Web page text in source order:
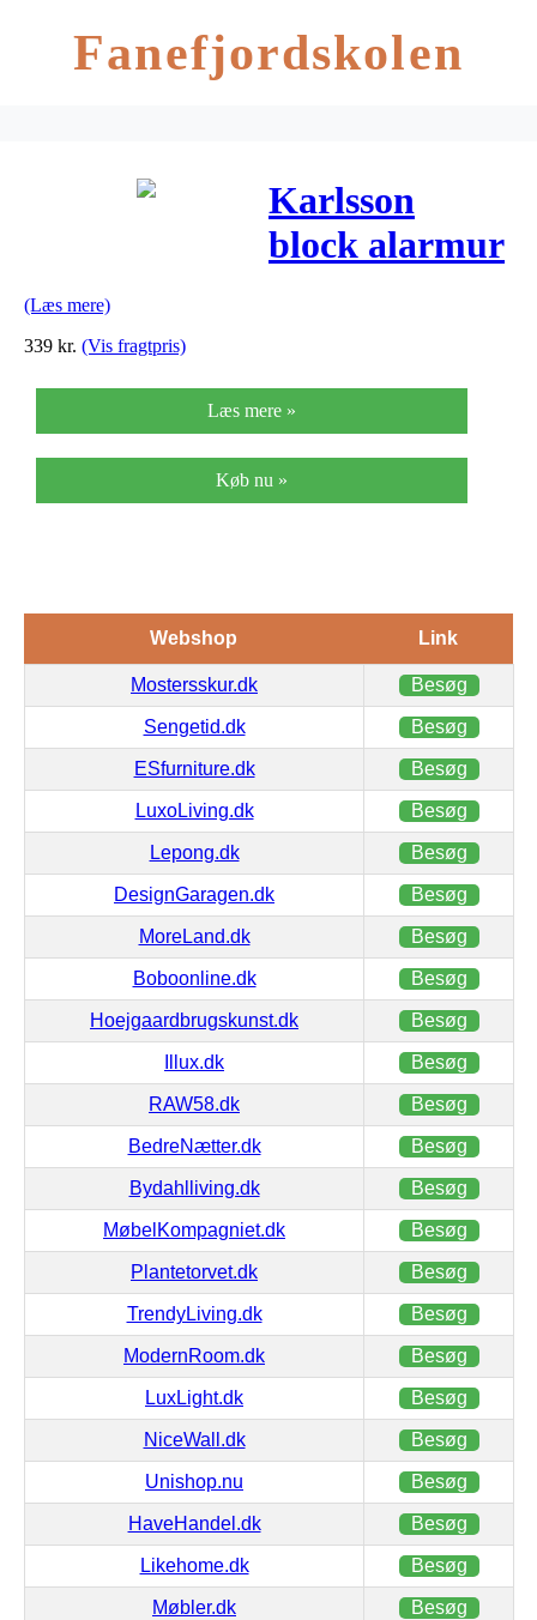
Fanefjordskolen
Karlsson
block alarmur
(Læs mere)
339 kr. (Vis fragtpris)
Læs mere »
Køb nu »
Webshop Link
Mostersskur.dk Besøg
Sengetid.dk Besøg
ESfurniture.dk Besøg
LuxoLiving.dk Besøg
Lepong.dk Besøg
DesignGaragen.dk Besøg
MoreLand.dk Besøg
Boboonline.dk Besøg
Hoejgaardbrugskunst.dk Besøg
Illux.dk Besøg
RAW58.dk Besøg
BedreNætter.dk Besøg
Bydahlliving.dk Besøg
MøbelKompagniet.dk Besøg
Plantetorvet.dk Besøg
TrendyLiving.dk Besøg
ModernRoom.dk Besøg
LuxLight.dk Besøg
NiceWall.dk Besøg
Unishop.nu Besøg
HaveHandel.dk Besøg
Likehome.dk Besøg
Møbler.dk Besøg